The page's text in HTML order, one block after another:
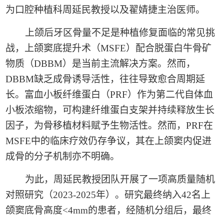
为口腔种植科周延民教授以及翟婧捷主治医师。
上颌后牙区骨量不足是种植修复面临的常见挑
战，上颌窦底提升术（MSFE）配合脱蛋白牛骨矿
物质（DBBM）是当前主流解决方案。然而，
DBBM缺乏成骨诱导活性，往往导致愈合周期延
长。富血小板纤维蛋白（PRF）作为第二代自体血
小板浓缩物，可构建纤维蛋白支架并持续释放生长
因子，为骨移植材料赋予生物活性。然而，PRF在
MSFE中的临床疗效仍存争议，其在上颌窦内促进
成骨的分子机制亦不明确。
为此，周延民教授团队开展了一项高质量随机
对照研究（2023-2025年）。研究最终纳入42名上
颌窦底骨高度<4mm的患者，经随机分组后，最终